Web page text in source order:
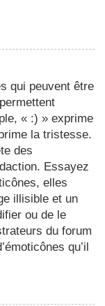
qui peuvent être
« :) » exprime
la tristesse.
des
Essayez
elles
illisible et un
ou de le
du forum
qu’il